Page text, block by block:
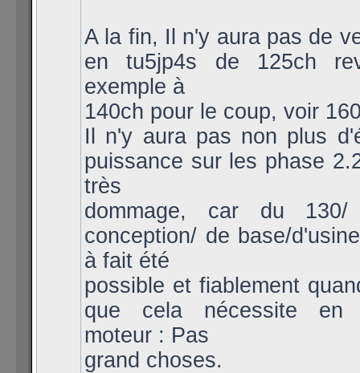
A la fin, Il n'y aura pas de
en tu5jp4s de 125ch
exemple à
140ch pour le coup, voir
Il n'y aura pas non plus
puissance sur les phase
très
dommage, car du
conception/ de base/
à fait été
possible et fiablement
que cela nécessite en
moteur : Pas
grand choses.